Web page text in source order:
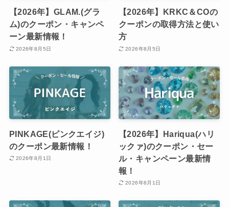
【2026年】GLAM.(グラ
ム)のクーポン・キャンペ
ーン最新情報！
2026年8月5日
【2026年】KRKC＆COの
クーポンの取得方法と使い
方
2026年8月5日
PINKAGE(ピンクエイジ)
のクーポン最新情報！
2026年8月1日
【2026年】Hariqua(ハリ
ックァ)のクーポン・セー
ル・キャンペーン最新情
報！
2026年8月1日